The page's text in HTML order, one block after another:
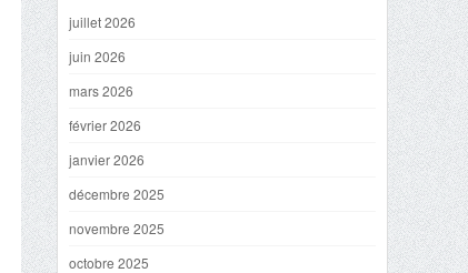
juillet 2026
juin 2026
mars 2026
février 2026
janvier 2026
décembre 2025
novembre 2025
octobre 2025